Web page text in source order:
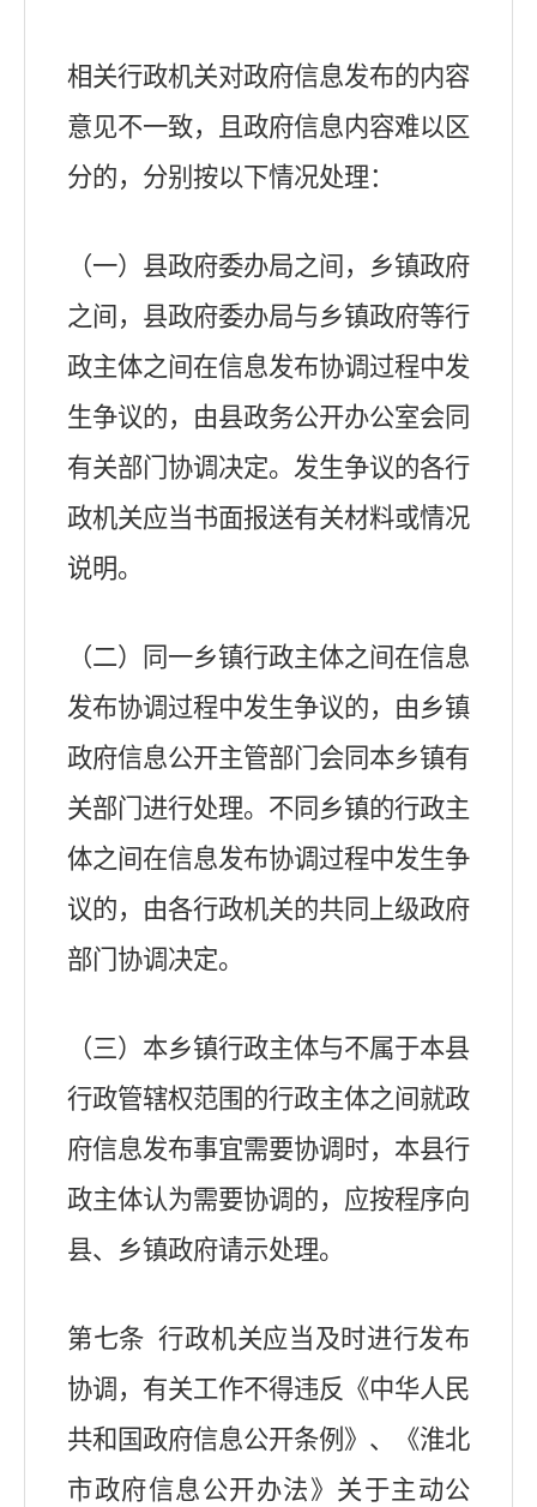
相关行政机关对政府信息发布的内容
意见不一致，且政府信息内容难以区
分的，分别按以下情况处理：
（一）县政府委办局之间，乡镇政府
之间，县政府委办局与乡镇政府等行
政主体之间在信息发布协调过程中发
生争议的，由县政务公开办公室会同
有关部门协调决定。发生争议的各行
政机关应当书面报送有关材料或情况
说明。
（二）同一乡镇行政主体之间在信息
发布协调过程中发生争议的，由乡镇
政府信息公开主管部门会同本乡镇有
关部门进行处理。不同乡镇的行政主
体之间在信息发布协调过程中发生争
议的，由各行政机关的共同上级政府
部门协调决定。
（三）本乡镇行政主体与不属于本县
行政管辖权范围的行政主体之间就政
府信息发布事宜需要协调时，本县行
政主体认为需要协调的，应按程序向
县、乡镇政府请示处理。
第七条 行政机关应当及时进行发布
协调，有关工作不得违反《中华人民
共和国政府信息公开条例》、《淮北
市政府信息公开办法》关于主动公